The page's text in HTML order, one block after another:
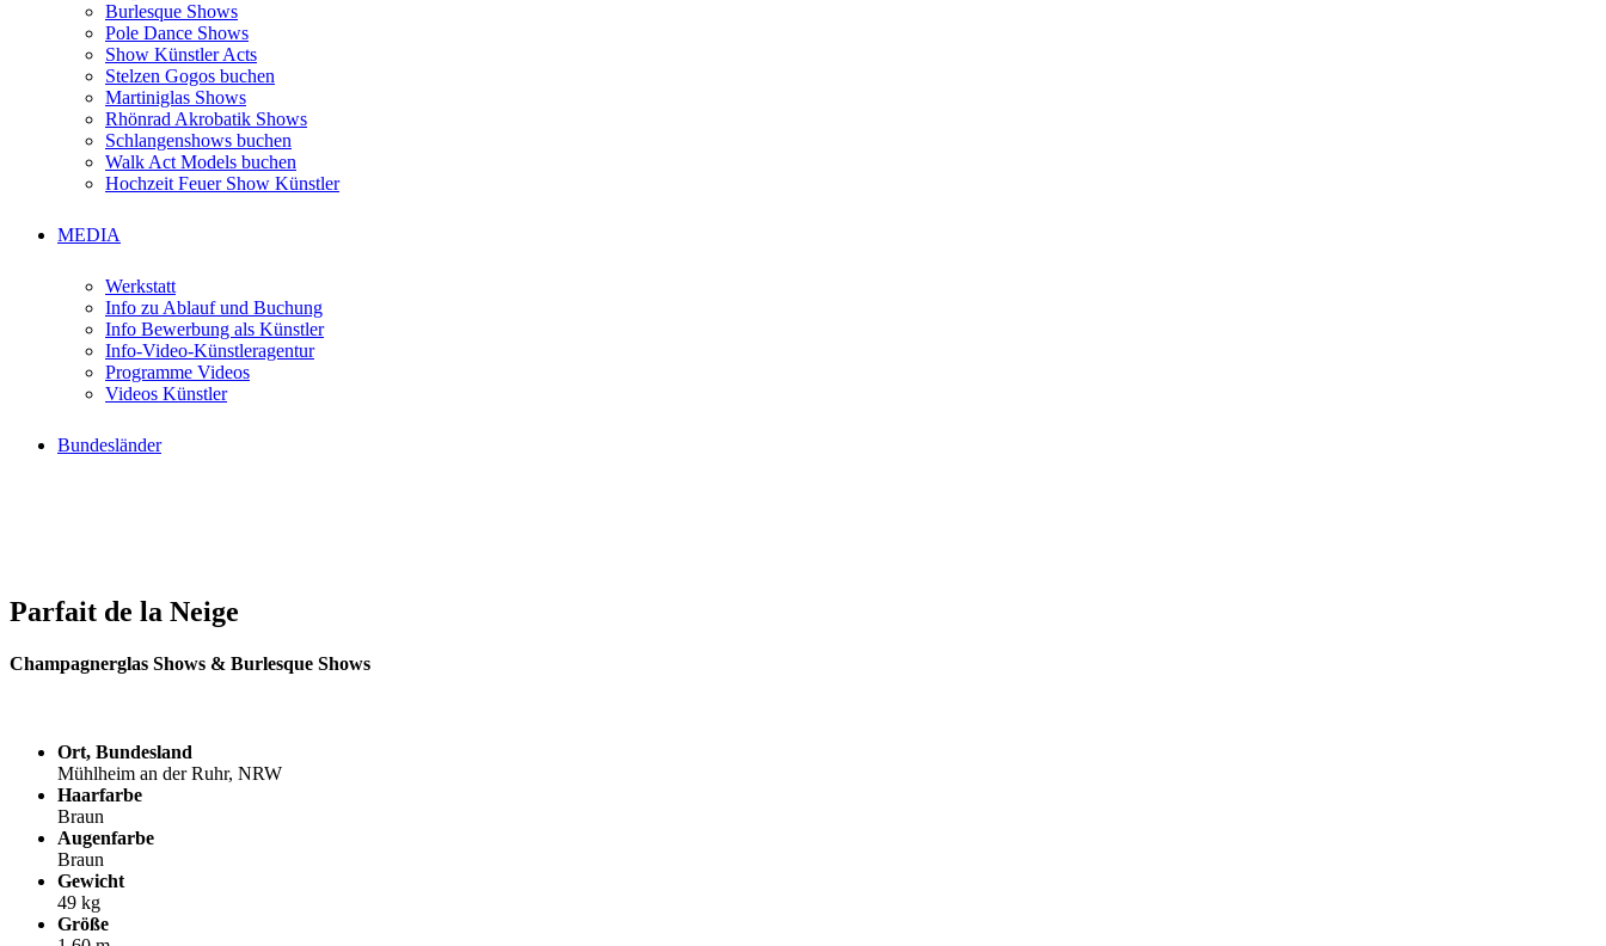
Burlesque Shows
Pole Dance Shows
Show Künstler Acts
Stelzen Gogos buchen
Martiniglas Shows
Rhönrad Akrobatik Shows
Schlangenshows buchen
Walk Act Models buchen
Hochzeit Feuer Show Künstler
MEDIA
Werkstatt
Info zu Ablauf und Buchung
Info Bewerbung als Künstler
Info-Video-Künstleragentur
Programme Videos
Videos Künstler
Bundesländer
Parfait de la Neige
Champagnerglas Shows & Burlesque Shows
Ort, Bundesland
Mühlheim an der Ruhr, NRW
Haarfarbe
Braun
Augenfarbe
Braun
Gewicht
49 kg
Größe